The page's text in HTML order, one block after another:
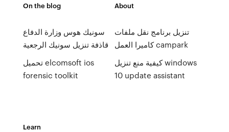
On the blog
سونيك هوس وزارة الدفاع
قاذفة تنزيل سونيك الرجعية
تحميل elcomsoft ios
forensic toolkit
About
تنزيل برنامج نقل ملفات
كاميرا العمل campark
كيفية منع تنزيل windows
10 update assistant
Learn